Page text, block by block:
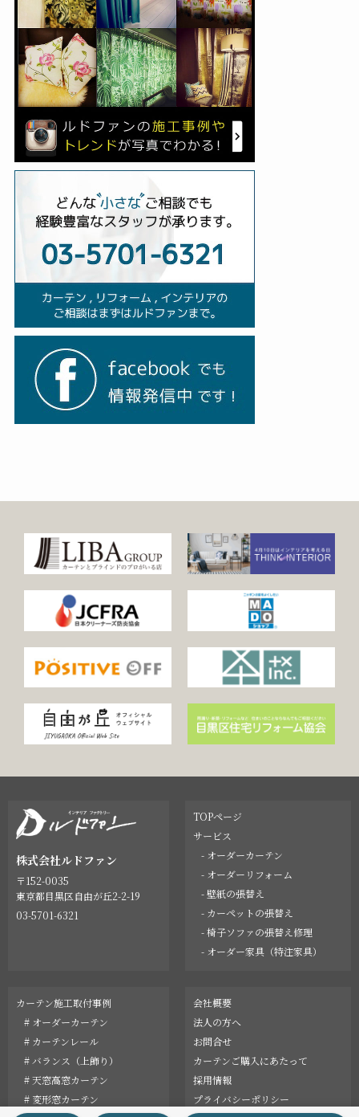
株式会社ルドファン
〒152-0035
東京都目黒区自由が丘2-2-19
03-5701-6321
TOPページ
サービス
- オーダーカーテン
- オーダーリフォーム
- 壁紙の張替え
- カーペットの張替え
- 椅子ソファの張替え修理
- オーダー家具（特注家具）
カーテン施工取付事例
# オーダーカーテン
# カーテンレール
# バランス（上飾り）
# 天窓高窓カーテン
# 変形窓カーテン
会社概要
法人の方へ
お問合せ
カーテンご購入にあたって
採用情報
プライバシーポリシー